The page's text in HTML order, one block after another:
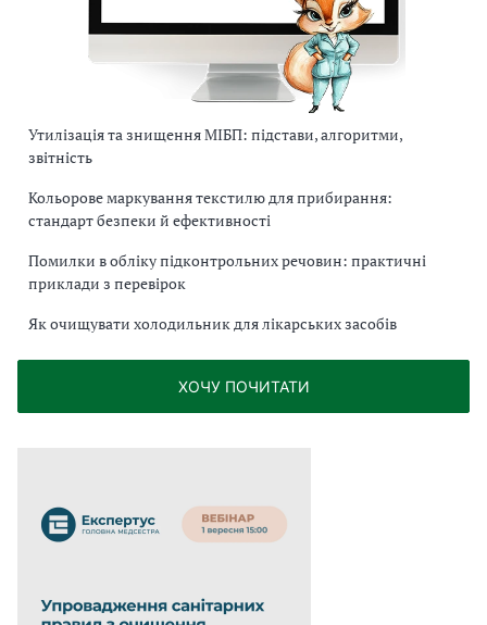
Утилізація та знищення МІБП: підстави, алгоритми,
звітність
Кольорове маркування текстилю для прибирання:
стандарт безпеки й ефективності
Помилки в обліку підконтрольних речовин: практичні
приклади з перевірок
Як очищувати холодильник для лікарських засобів
ХОЧУ ПОЧИТАТИ